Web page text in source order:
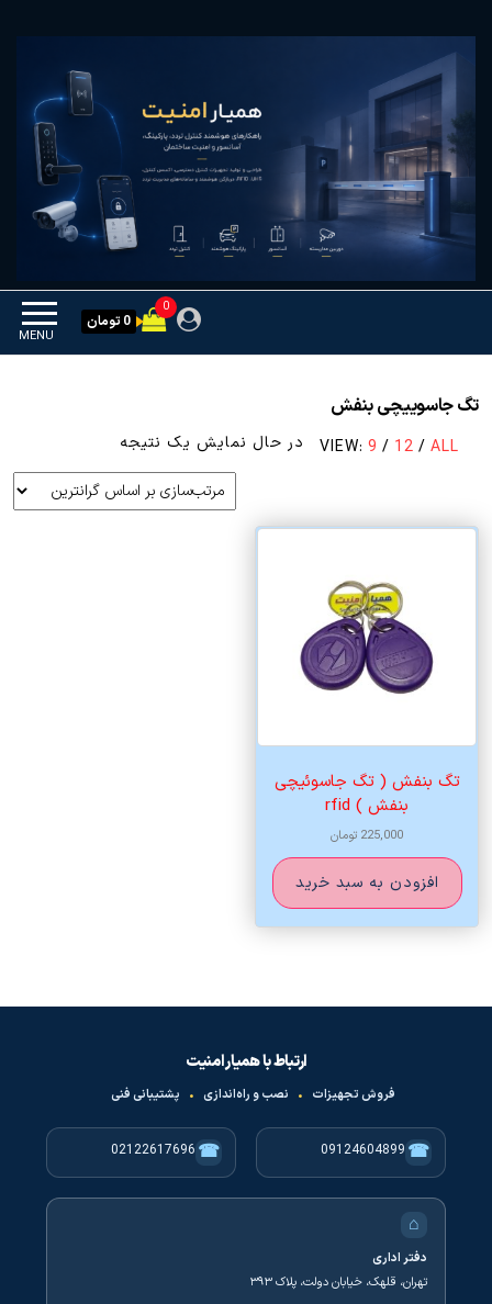
همیار امنیت
MENU
0
0 تومان
تگ جاسوییچی بنفش
VIEW: 9 / 12 / ALL در حال نمایش یک نتیجه
تگ بنفش ( تگ جاسوئیچی
بنفش ) rfid
225,000 تومان
افزودن به سبد خرید
ارتباط با همیار امنیت
فروش تجهیزات • نصب و راه‌اندازی • پشتیبانی فنی
☎
09124604899
☎
02122617696
⌂
دفتر اداری
تهران، قلهک، خیابان دولت، پلاک ۳۹۳